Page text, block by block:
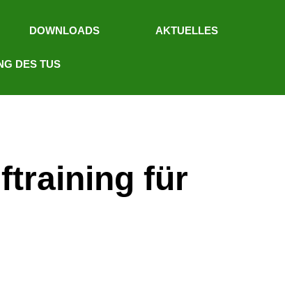
DOWNLOADS AKTUELLES
DES TUS
für